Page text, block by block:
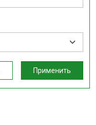
Применить